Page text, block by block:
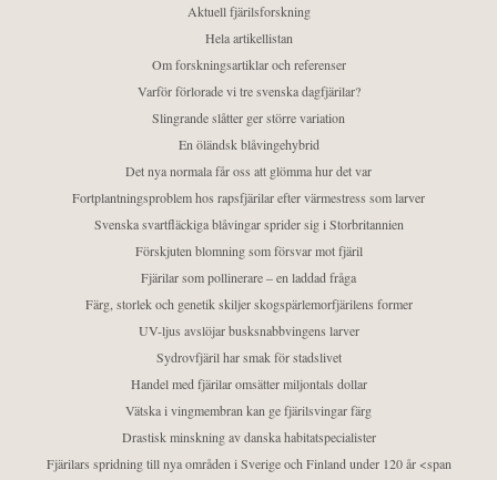
Aktuell fjärilsforskning
Hela artikellistan
Om forskningsartiklar och referenser
Varför förlorade vi tre svenska dagfjärilar?
Slingrande slåtter ger större variation
En öländsk blåvingehybrid
Det nya normala får oss att glömma hur det var
Fortplantningsproblem hos rapsfjärilar efter värmestress som larver
Svenska svartfläckiga blåvingar sprider sig i Storbritannien
Förskjuten blomning som försvar mot fjäril
Fjärilar som pollinerare – en laddad fråga
Färg, storlek och genetik skiljer skogspärlemorfjärilens former
UV-ljus avslöjar busksnabbvingens larver
Sydrovfjäril har smak för stadslivet
Handel med fjärilar omsätter miljontals dollar
Vätska i vingmembran kan ge fjärilsvingar färg
Drastisk minskning av danska habitatspecialister
Fjärilars spridning till nya områden i Sverige och Finland under 120 år <span